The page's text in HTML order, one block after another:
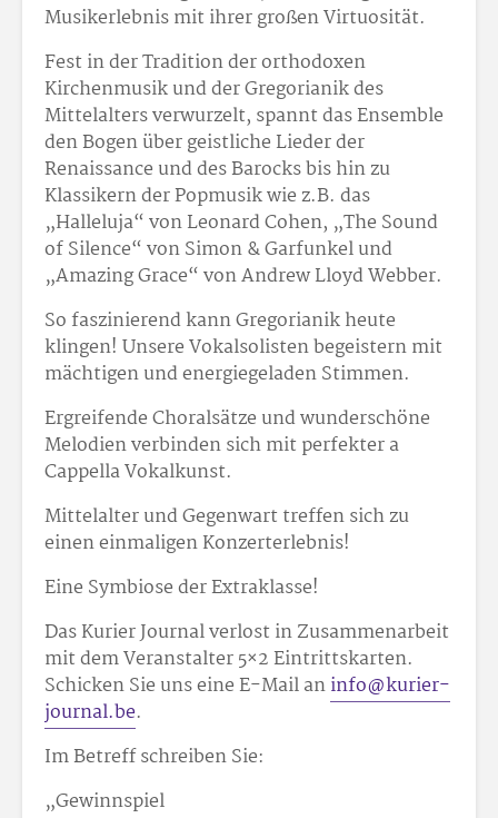
Musikerlebnis mit ihrer großen Virtuosität.
Fest in der Tradition der orthodoxen
Kirchenmusik und der Gregorianik des
Mittelalters verwurzelt, spannt das Ensemble
den Bogen über geistliche Lieder der
Renaissance und des Barocks bis hin zu
Klassikern der Popmusik wie z.B. das
„Halleluja“ von Leonard Cohen, „The Sound
of Silence“ von Simon & Garfunkel und
„Amazing Grace“ von Andrew Lloyd Webber.
So faszinierend kann Gregorianik heute
klingen! Unsere Vokalsolisten begeistern mit
mächtigen und energiegeladen Stimmen.
Ergreifende Choralsätze und wunderschöne
Melodien verbinden sich mit perfekter a
Cappella Vokalkunst.
Mittelalter und Gegenwart treffen sich zu
einen einmaligen Konzerterlebnis!
Eine Symbiose der Extraklasse!
Das Kurier Journal verlost in Zusammenarbeit
mit dem Veranstalter 5×2 Eintrittskarten.
Schicken Sie uns eine E-Mail aninfo@kurier-
journal.be.
Im Betreff schreiben Sie:
„Gewinnspiel